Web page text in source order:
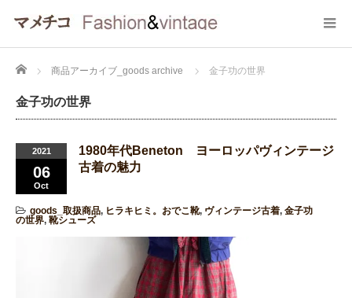
Home 商品アーカイブ_goods archive 金子功の世界
金子功の世界
2021
06
Oct
1980年代Beneton ヨーロッパヴィンテージ
古着の魅力
goods_取扱商品, ヒラキヒミ。おでこ靴, ヴィンテージ古着, 金子功
の世界, 靴シューズ